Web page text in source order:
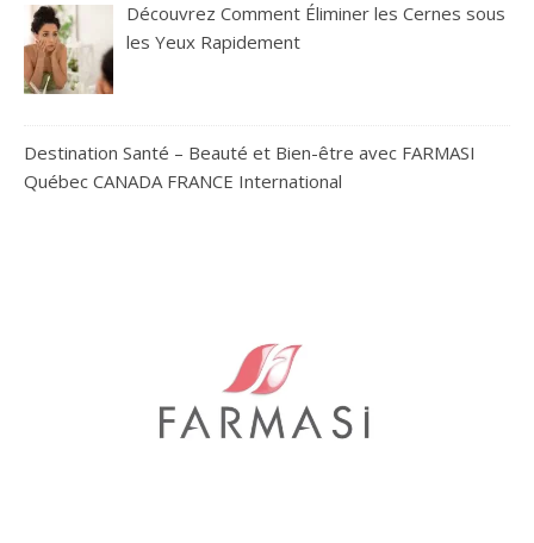
Découvrez Comment Éliminer les Cernes sous
les Yeux Rapidement
Destination Santé – Beauté et Bien-être avec FARMASI
Québec CANADA FRANCE International